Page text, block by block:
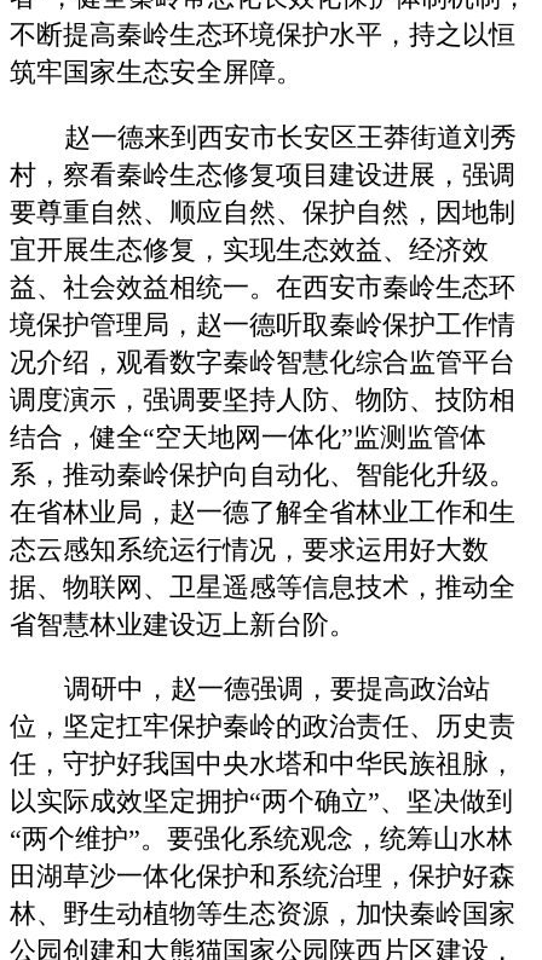
不断提高秦岭生态环境保护水平，持之以恒
筑牢国家生态安全屏障。
赵一德来到西安市长安区王莽街道刘秀
村，察看秦岭生态修复项目建设进展，强调
要尊重自然、顺应自然、保护自然，因地制
宜开展生态修复，实现生态效益、经济效
益、社会效益相统一。在西安市秦岭生态环
境保护管理局，赵一德听取秦岭保护工作情
况介绍，观看数字秦岭智慧化综合监管平台
调度演示，强调要坚持人防、物防、技防相
结合，健全“空天地网一体化”监测监管体
系，推动秦岭保护向自动化、智能化升级。
在省林业局，赵一德了解全省林业工作和生
态云感知系统运行情况，要求运用好大数
据、物联网、卫星遥感等信息技术，推动全
省智慧林业建设迈上新台阶。
调研中，赵一德强调，要提高政治站
位，坚定扛牢保护秦岭的政治责任、历史责
任，守护好我国中央水塔和中华民族祖脉，
以实际成效坚定拥护“两个确立”、坚决做到
“两个维护”。要强化系统观念，统筹山水林
田湖草沙一体化保护和系统治理，保护好森
林、野生动植物等生态资源，加快秦岭国家
公园创建和大熊猫国家公园陕西片区建设，